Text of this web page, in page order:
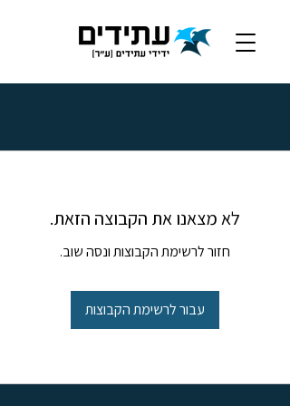
לא מצאנו את הקבוצה הזאת.
חזור לרשימת הקבוצות ונסה שוב.
עבור לרשימת הקבוצות